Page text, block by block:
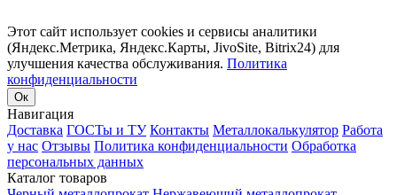
Этот сайт использует cookies и сервисы аналитики
(Яндекс.Метрика, Яндекс.Карты, JivoSite, Bitrix24) для
улучшения качества обслуживания. Политика
конфиденциальности
Ок
Навигация
Доставка ГОСТы и ТУ Контакты Металлокалькулятор Работа
у нас Отзывы Политика конфиденциальности Обработка
персональных данных
Каталог товаров